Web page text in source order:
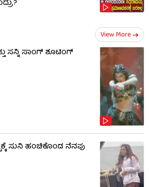
View More
ಸನ್ನಿ ಸಾಂಗ್ ಶೂಟಿಂಗ್
ಸುನಿ ಹಂಚಿಕೊಂಡ ನೆನಪು